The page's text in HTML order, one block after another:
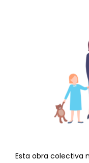
Esta obra colectiva